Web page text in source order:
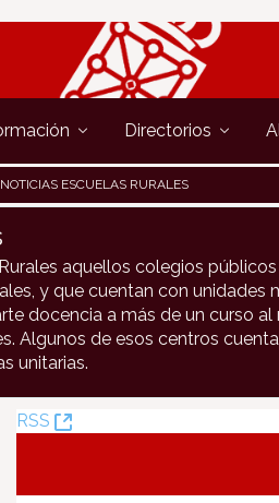
Directorios
NOTICIAS ESCUELAS RURALES
aquellos colegios
y que cuentan con unidades
docencia a más de un curso
Algunos de esos centros
unitarias.
RSS
(Apre
finestra)